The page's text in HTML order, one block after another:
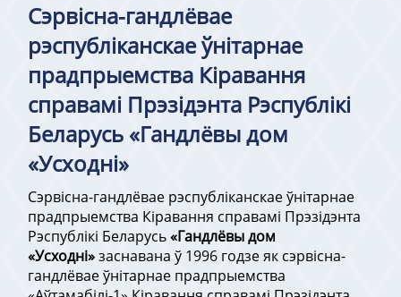
Сэрвісна-гандлёвае
рэспубліканскае ўнітарнае
прадпрыемства Кіравання
справамі Прэзідэнта Рэспублікі
Беларусь «Гандлёвы дом
«Усходні»
Сэрвісна-гандлёвае рэспубліканскае ўнітарнае
прадпрыемства Кіравання справамі Прэзідэнта
Рэспублікі Беларусь«Гандлёвы дом
«Усходні»заснавана ў 1996 годзе як сэрвісна-
гандлёвае ўнітарнае прадпрыемства